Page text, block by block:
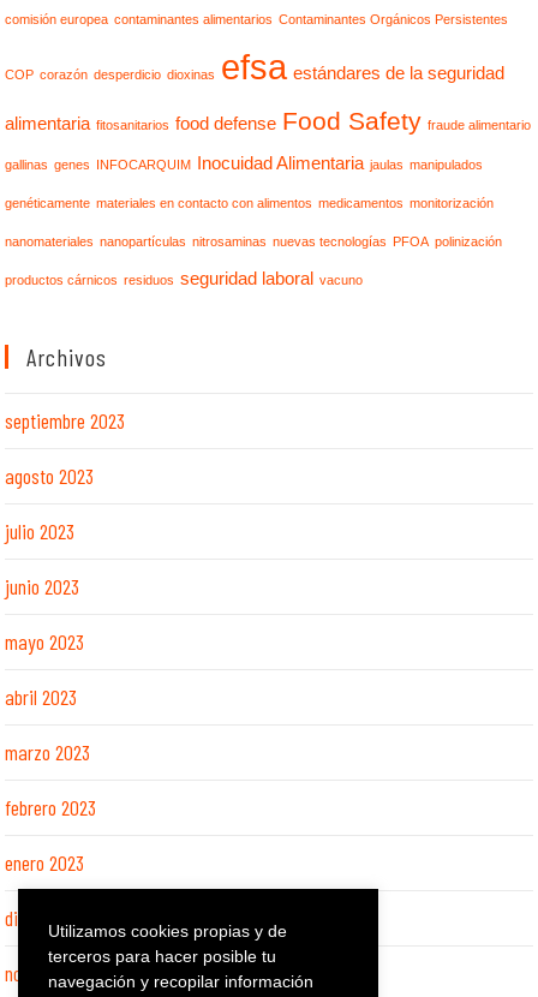
comisión europea contaminantes alimentarios Contaminantes Orgánicos Persistentes
COP corazón desperdicio dioxinas efsa estándares de la seguridad
alimentaria fitosanitarios food defense Food Safety fraude alimentario
gallinas genes INFOCARQUIM Inocuidad Alimentaria jaulas manipulados
genéticamente materiales en contacto con alimentos medicamentos monitorización
nanomateriales nanopartículas nitrosaminas nuevas tecnologías PFOA polinización
productos cárnicos residuos seguridad laboral vacuno
Archivos
septiembre 2023
agosto 2023
julio 2023
junio 2023
mayo 2023
abril 2023
marzo 2023
febrero 2023
enero 2023
diciembre 2022
noviembre 2022
Utilizamos cookies propias y de
terceros para hacer posible tu
navegación y recopilar información